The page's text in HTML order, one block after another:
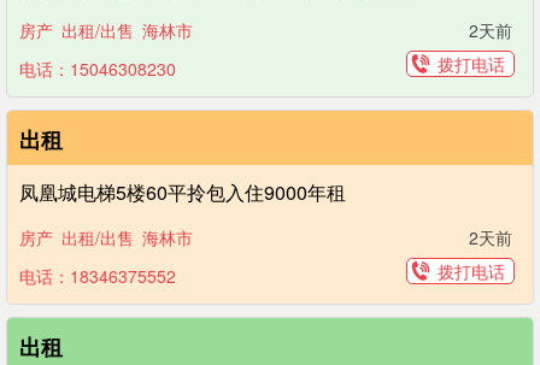
房产 出租/出售 海林市
2天前
电话：15046308230
拨打电话
出租
凤凰城电梯5楼60平拎包入住9000年租
房产 出租/出售 海林市
2天前
电话：18346375552
拨打电话
出租